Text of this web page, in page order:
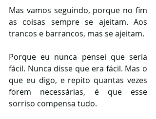
Mas vamos seguindo, porque no fim
as coisas sempre se ajeitam. Aos
trancos e barrancos, mas se ajeitam.
Porque eu nunca pensei que seria
fácil. Nunca disse que era fácil. Mas o
que eu digo, e repito quantas vezes
forem necessárias, é que esse
sorriso compensa tudo.